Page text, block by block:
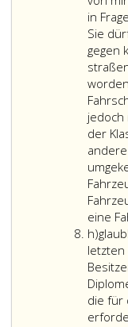
in
Sie
gegen
jedoch
der
eine
h)Litera
h
letzten
die für